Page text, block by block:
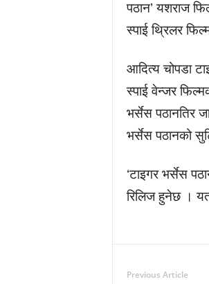
पठान’ यशराज
स्पाई थ्रिलर
आदित्य चोपडा
स्पाई वेन्जर
भर्सेस पठानतिर
भर्सेस पठानको
‘टाइगर भर्सेस
रिलिज हुनेछ ।
Previous Article